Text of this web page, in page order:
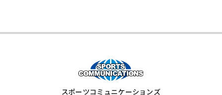
スポーツコミュニケーションズ